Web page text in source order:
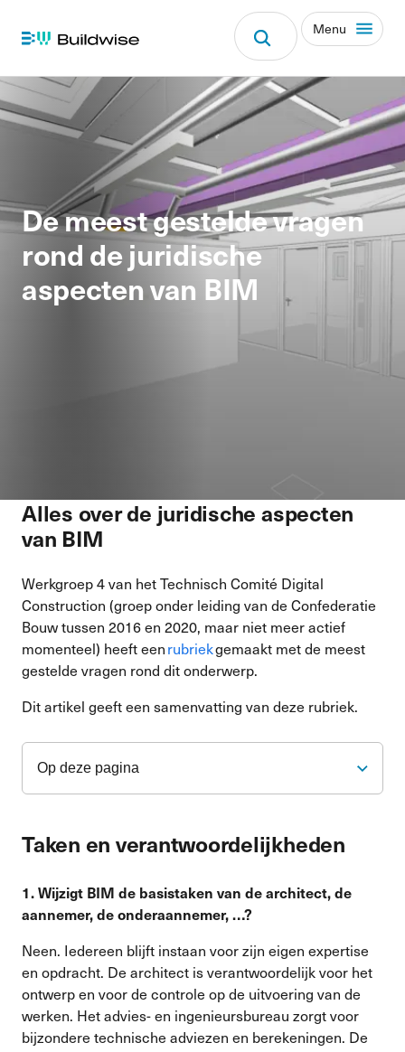
Menu
De meest gestelde vragen
rond de juridische
aspecten van BIM
Alles over de juridische aspecten
van BIM
Werkgroep 4 van het Technisch Comité Digital
Construction (groep onder leiding van de Confederatie
Bouw tussen 2016 en 2020, maar niet meer actief
momenteel) heeft eenrubriekgemaakt met de meest
gestelde vragen rond dit onderwerp.
Dit artikel geeft een samenvatting van deze rubriek.
Op deze pagina
Taken en verantwoordelijkheden
1. Wijzigt BIM de basistaken van de architect, de
aannemer, de onderaannemer, …?
Neen. Iedereen blijft instaan voor zijn eigen expertise
en opdracht. De architect is verantwoordelijk voor het
ontwerp en voor de controle op de uitvoering van de
werken. Het advies- en ingenieursbureau zorgt voor
bijzondere technische adviezen en berekeningen. De